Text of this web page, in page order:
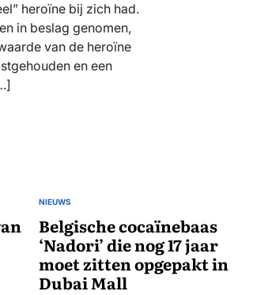
heroïne bij zich had.
in beslag genomen,
van de heroïne
en een
GEPLAATST
NIEUWS
Belgische cocaïnebaas
‘Nadori’ die nog 17 jaar
moet zitten opgepakt in
Dubai Mall